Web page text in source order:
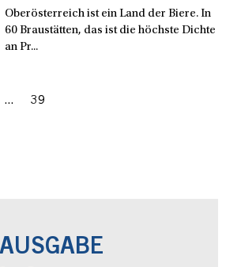
Oberösterreich ist ein Land der Biere. In
60 Braustätten, das ist die höchste Dichte
an Pr...
... 39